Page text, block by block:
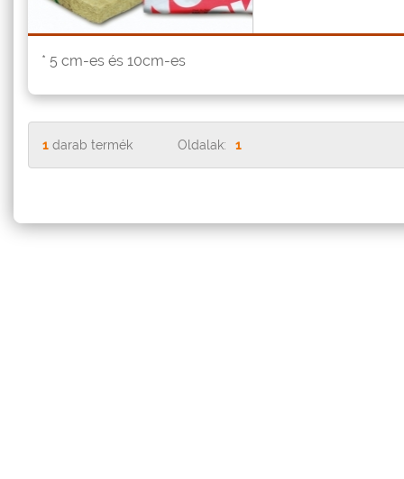
* 5 cm-es és 10cm-es
1 darab termék Oldalak: 1